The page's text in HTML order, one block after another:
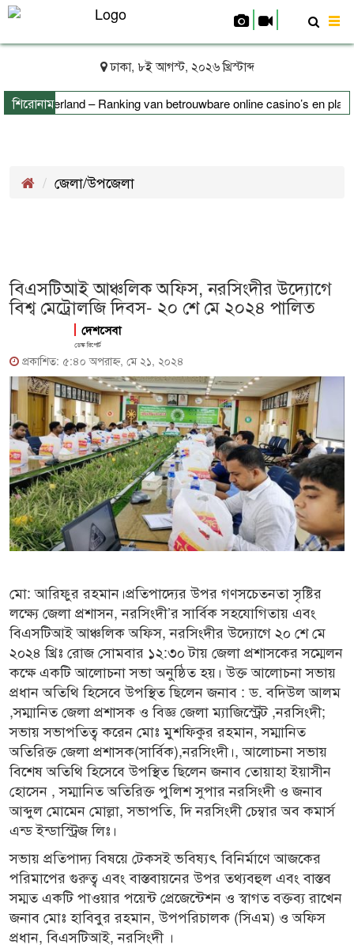
ঢাকা, ৮ই আগস্ট, ২০২৬ খ্রিস্টাব্দ
শিরোনাম
Nederland – Ranking van betrouwbare online casino’s en
জেলা/উপজেলা
বিএসটিআই আঞ্চলিক অফিস, নরসিংদীর উদ্যোগে
বিশ্ব মেট্রোলজি দিবস- ২০ শে মে ২০২৪ পালিত
দেশসেবা
ডেস্ক রিপোর্ট
প্রকাশিত: ৫:৪০ অপরাহ্ণ, মে ২১, ২০২৪
মো: আরিফুর রহমান।প্রতিপাদ্যের উপর গণসচেতনতা সৃষ্টির
লক্ষ্যে জেলা প্রশাসন, নরসিংদী’র সার্বিক সহযোগিতায় এবং
বিএসটিআই আঞ্চলিক অফিস, নরসিংদীর উদ্যোগে ২০ শে মে
২০২৪ খ্রিঃ রোজ সোমবার ১২:৩০ টায় জেলা প্রশাসকের সম্মেলন
কক্ষে একটি আলোচনা সভা অনুষ্ঠিত হয়। উক্ত আলোচনা সভায়
প্রধান অতিথি হিসেবে উপস্থিত ছিলেন জনাব : ড. বদিউল আলম
,সম্মানিত জেলা প্রশাসক ও বিজ্ঞ জেলা ম্যাজিস্ট্রেট ,নরসিংদী;
সভায় সভাপতিত্ব করেন মোঃ মুশফিকুর রহমান, সম্মানিত
অতিরিক্ত জেলা প্রশাসক(সার্বিক),নরসিংদী।, আলোচনা সভায়
বিশেষ অতিথি হিসেবে উপস্থিত ছিলেন জনাব তোয়াহা ইয়াসীন
হোসেন , সম্মানিত অতিরিক্ত পুলিশ সুপার নরসিংদী ও জনাব
আব্দুল মোমেন মোল্লা, সভাপতি, দি নরসিংদী চেম্বার অব কমার্স
এন্ড ইন্ডাস্ট্রিজ লিঃ।
সভায় প্রতিপাদ্য বিষয়ে টেকসই ভবিষ্যৎ বিনির্মাণে আজকের
পরিমাপের গুরুত্ব এবং বাস্তবায়নের উপর তথ্যবহুল এবং বাস্তব
সম্মত একটি পাওয়ার পয়েন্ট প্রেজেন্টেশন ও স্বাগত বক্তব্য রাখেন
জনাব মোঃ হাবিবুর রহমান, উপপরিচালক (সিএম) ও অফিস
প্রধান, বিএসটিআই, নরসিংদী ।